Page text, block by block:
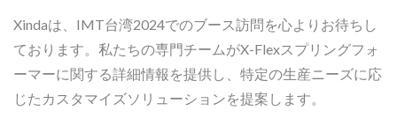
Xindaは、IMT台湾2024でのブース訪問を心よりお待ちし
ております。私たちの専門チームがX-Flexスプリングフォ
ーマーに関する詳細情報を提供し、特定の生産ニーズに応
じたカスタマイズソリューションを提案します。